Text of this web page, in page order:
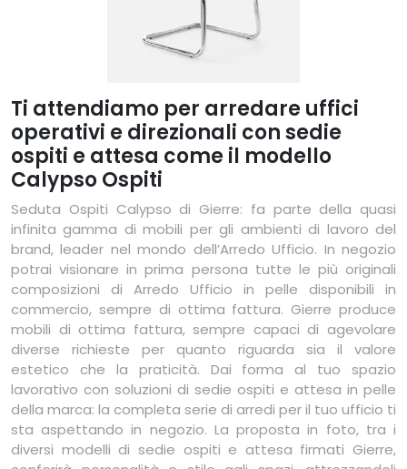
Ti attendiamo per arredare uffici
operativi e direzionali con sedie
ospiti e attesa come il modello
Calypso Ospiti
Seduta Ospiti Calypso di Gierre: fa parte della quasi
infinita gamma di mobili per gli ambienti di lavoro del
brand, leader nel mondo dell’Arredo Ufficio. In negozio
potrai visionare in prima persona tutte le più originali
composizioni di Arredo Ufficio in pelle disponibili in
commercio, sempre di ottima fattura. Gierre produce
mobili di ottima fattura, sempre capaci di agevolare
diverse richieste per quanto riguarda sia il valore
estetico che la praticità. Dai forma al tuo spazio
lavorativo con soluzioni di sedie ospiti e attesa in pelle
della marca: la completa serie di arredi per il tuo ufficio ti
sta aspettando in negozio. La proposta in foto, tra i
diversi modelli di sedie ospiti e attesa firmati Gierre,